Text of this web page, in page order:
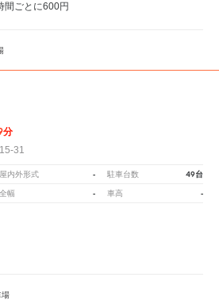
間ごとに600円
分
31
屋内外形式 - 駐車台数 49台
全幅 - 車高 -
場